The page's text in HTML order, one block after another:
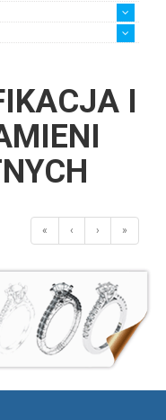
I
« ‹ › »